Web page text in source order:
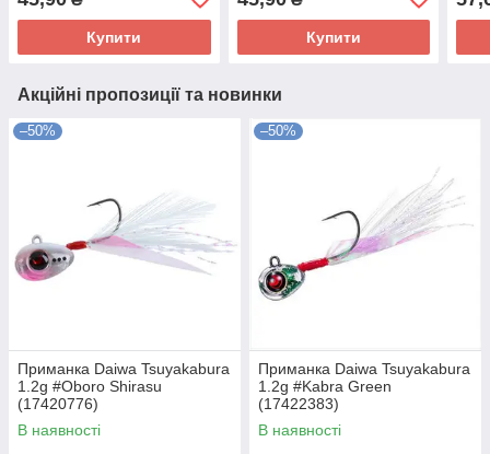
Купити Купити
Акційні пропозиції та новинки
–50%
Приманка Daiwa Tsuyakabura
1.2g #Oboro Shirasu
(17420776)
В наявності
–50%
Приманка Daiwa Tsuyakabura
1.2g #Kabra Green
(17422383)
В наявності